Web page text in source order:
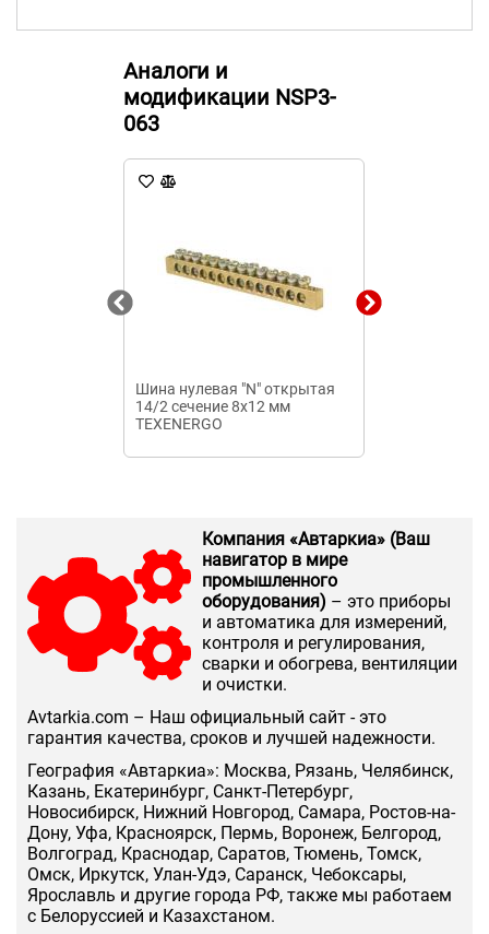
Аналоги и
модификации NSP3-
063
Шина нулевая "N" открытая
14/2 сечение 8х12 мм
TEXENERGO
Компания «Автаркиа» (Ваш
навигатор в мире
промышленного
оборудования) – это приборы
и автоматика для измерений,
контроля и регулирования,
сварки и обогрева, вентиляции
и очистки.
Аvtarkia.com – Наш официальный сайт - это
гарантия качества, сроков и лучшей надежности.
География «Автаркиа»: Москва, Рязань, Челябинск,
Казань, Екатеринбург, Санкт-Петербург,
Новосибирск, Нижний Новгород, Самара, Ростов-на-
Дону, Уфа, Красноярск, Пермь, Воронеж, Белгород,
Волгоград, Краснодар, Саратов, Тюмень, Томск,
Омск, Иркутск, Улан-Удэ, Саранск, Чебоксары,
Ярославль и другие города РФ, также мы работаем
с Белоруссией и Казахстаном.